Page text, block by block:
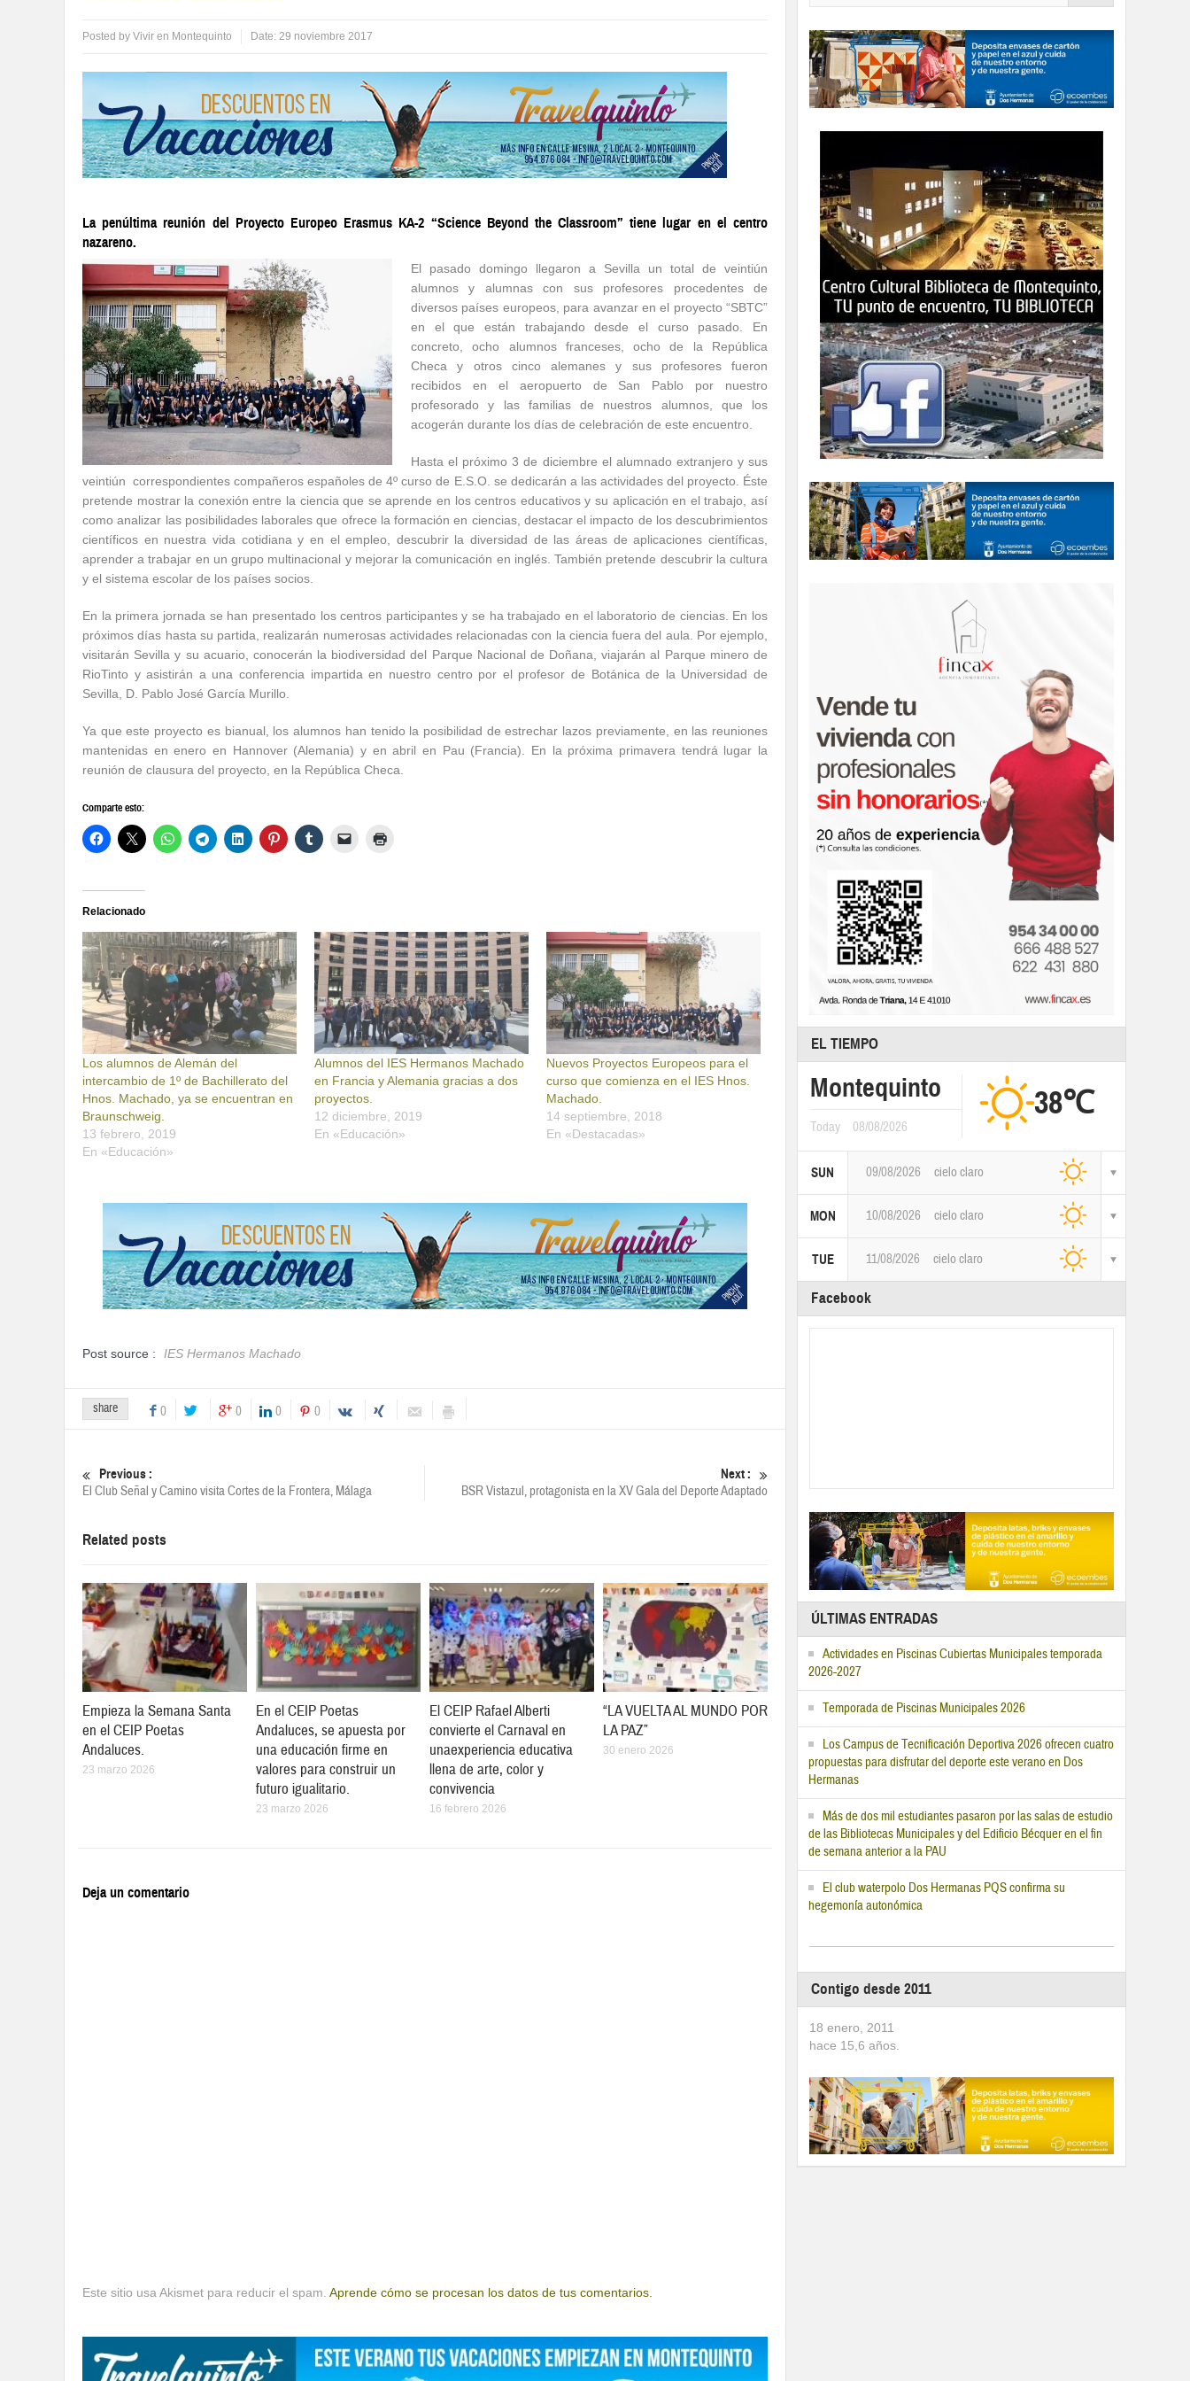
Posted by Vivir en Montequinto Date: 29 noviembre 2017
La penúltima reunión del Proyecto Europeo Erasmus KA-2 “Science Beyond the Classroom” tiene lugar en el centro
nazareno.
El pasado domingo llegaron a Sevilla un total de veintiún
alumnos y alumnas con sus profesores procedentes de
diversos países europeos, para avanzar en el proyecto “SBTC”
en el que están trabajando desde el curso pasado. En
concreto, ocho alumnos franceses, ocho de la República
Checa y otros cinco alemanes y sus profesores fueron
recibidos en el aeropuerto de San Pablo por nuestro
profesorado y las familias de nuestros alumnos, que los
acogerán durante los días de celebración de este encuentro.
Hasta el próximo 3 de diciembre el alumnado extranjero y sus
veintiún correspondientes compañeros españoles de 4º curso de E.S.O. se dedicarán a las actividades del proyecto. Éste
pretende mostrar la conexión entre la ciencia que se aprende en los centros educativos y su aplicación en el trabajo, así
como analizar las posibilidades laborales que ofrece la formación en ciencias, destacar el impacto de los descubrimientos
científicos en nuestra vida cotidiana y en el empleo, descubrir la diversidad de las áreas de aplicaciones científicas,
aprender a trabajar en un grupo multinacional y mejorar la comunicación en inglés. También pretende descubrir la cultura
y el sistema escolar de los países socios.
En la primera jornada se han presentado los centros participantes y se ha trabajado en el laboratorio de ciencias. En los
próximos días hasta su partida, realizarán numerosas actividades relacionadas con la ciencia fuera del aula. Por ejemplo,
visitarán Sevilla y su acuario, conocerán la biodiversidad del Parque Nacional de Doñana, viajarán al Parque minero de
RioTinto y asistirán a una conferencia impartida en nuestro centro por el profesor de Botánica de la Universidad de
Sevilla, D. Pablo José García Murillo.
Ya que este proyecto es bianual, los alumnos han tenido la posibilidad de estrechar lazos previamente, en las reuniones
mantenidas en enero en Hannover (Alemania) y en abril en Pau (Francia). En la próxima primavera tendrá lugar la
reunión de clausura del proyecto, en la República Checa.
Comparte esto:
Relacionado
Los alumnos de Alemán del
intercambio de 1º de Bachillerato del
Hnos. Machado, ya se encuentran en
Braunschweig.
13 febrero, 2019
En «Educación»
Alumnos del IES Hermanos Machado
en Francia y Alemania gracias a dos
proyectos.
12 diciembre, 2019
En «Educación»
Nuevos Proyectos Europeos para el
curso que comienza en el IES Hnos.
Machado.
14 septiembre, 2018
En «Destacadas»
Post source : IES Hermanos Machado
share 0 0 0 0
Previous :
El Club Señal y Camino visita Cortes de la Frontera, Málaga
Next :
BSR Vistazul, protagonista en la XV Gala del Deporte Adaptado
Related posts
Empieza la Semana Santa
en el CEIP Poetas
Andaluces.
23 marzo 2026
En el CEIP Poetas
Andaluces, se apuesta por
una educación firme en
valores para construir un
futuro igualitario.
23 marzo 2026
El CEIP Rafael Alberti
convierte el Carnaval en
unaexperiencia educativa
llena de arte, color y
convivencia
16 febrero 2026
“LA VUELTA AL MUNDO POR
LA PAZ”
30 enero 2026
Deja un comentario
Este sitio usa Akismet para reducir el spam. Aprende cómo se procesan los datos de tus comentarios.
EL TIEMPO
Montequinto
Today 08/08/2026
38℃
SUN 09/08/2026 cielo claro
MON 10/08/2026 cielo claro
TUE 11/08/2026 cielo claro
Facebook
ÚLTIMAS ENTRADAS
Actividades en Piscinas Cubiertas Municipales temporada
2026-2027
Temporada de Piscinas Municipales 2026
Los Campus de Tecnificación Deportiva 2026 ofrecen cuatro
propuestas para disfrutar del deporte este verano en Dos
Hermanas
Más de dos mil estudiantes pasaron por las salas de estudio
de las Bibliotecas Municipales y del Edificio Bécquer en el fin
de semana anterior a la PAU
El club waterpolo Dos Hermanas PQS confirma su
hegemonía autonómica
Contigo desde 2011
18 enero, 2011
hace 15,6 años.